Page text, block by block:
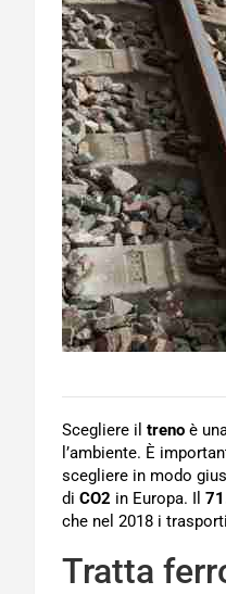
Scegliere il treno è
l’ambiente. È
scegliere in modo
di CO2 in Europa. Il
che nel 2018 i
Tratta